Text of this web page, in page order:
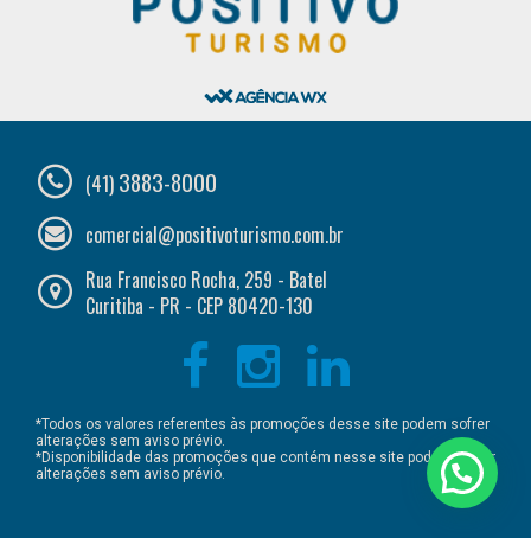
(41) 3883-8000
comercial@positivoturismo.com.br
Rua Francisco Rocha, 259 - Batel
Curitiba - PR - CEP 80420-130
*Todos os valores referentes às promoções desse site podem sofrer
alterações sem aviso prévio.
*Disponibilidade das promoções que contém nesse site podem sofrer
alterações sem aviso prévio.